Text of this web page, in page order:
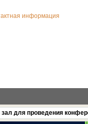
информация
проведения